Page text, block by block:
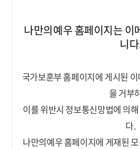
나만의예우 홈페이지는 이
니
국가보훈부 홈페이지에 게시된
을 거부
이를 위반시 정보통신망법에 의
다.
나만의예우 홈페이지에 게재된